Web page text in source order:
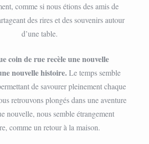
comme si nous étions des amis de
des rires et des souvenirs autour
d’une table.
coin de rue recèle une nouvelle
nouvelle histoire.Le temps semble
de savourer pleinement chaque
retrouvons plongés dans une aventure
nouvelle, nous semble étrangement
comme un retour à la maison.